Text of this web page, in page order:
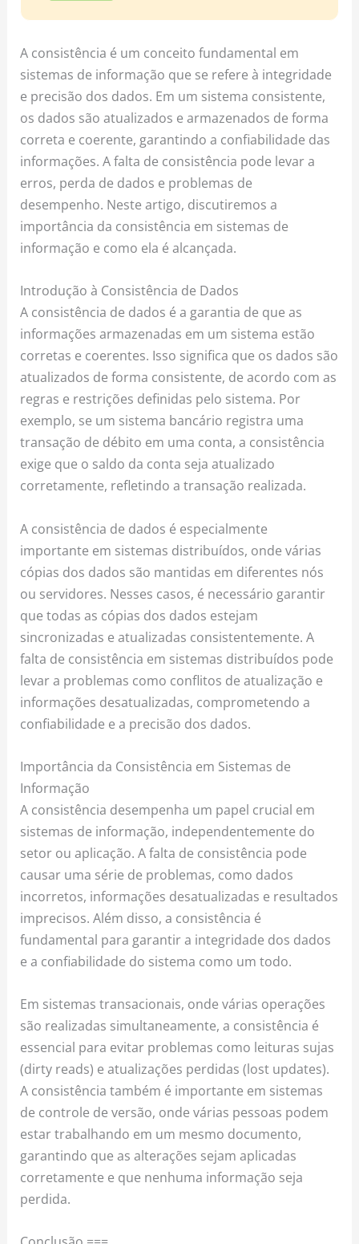
A consistência é um conceito fundamental em
sistemas de informação que se refere à integridade
e precisão dos dados. Em um sistema consistente,
os dados são atualizados e armazenados de forma
correta e coerente, garantindo a confiabilidade das
informações. A falta de consistência pode levar a
erros, perda de dados e problemas de
desempenho. Neste artigo, discutiremos a
importância da consistência em sistemas de
informação e como ela é alcançada.
Introdução à Consistência de Dados
A consistência de dados é a garantia de que as
informações armazenadas em um sistema estão
corretas e coerentes. Isso significa que os dados são
atualizados de forma consistente, de acordo com as
regras e restrições definidas pelo sistema. Por
exemplo, se um sistema bancário registra uma
transação de débito em uma conta, a consistência
exige que o saldo da conta seja atualizado
corretamente, refletindo a transação realizada.
A consistência de dados é especialmente
importante em sistemas distribuídos, onde várias
cópias dos dados são mantidas em diferentes nós
ou servidores. Nesses casos, é necessário garantir
que todas as cópias dos dados estejam
sincronizadas e atualizadas consistentemente. A
falta de consistência em sistemas distribuídos pode
levar a problemas como conflitos de atualização e
informações desatualizadas, comprometendo a
confiabilidade e a precisão dos dados.
Importância da Consistência em Sistemas de
Informação
A consistência desempenha um papel crucial em
sistemas de informação, independentemente do
setor ou aplicação. A falta de consistência pode
causar uma série de problemas, como dados
incorretos, informações desatualizadas e resultados
imprecisos. Além disso, a consistência é
fundamental para garantir a integridade dos dados
e a confiabilidade do sistema como um todo.
Em sistemas transacionais, onde várias operações
são realizadas simultaneamente, a consistência é
essencial para evitar problemas como leituras sujas
(dirty reads) e atualizações perdidas (lost updates).
A consistência também é importante em sistemas
de controle de versão, onde várias pessoas podem
estar trabalhando em um mesmo documento,
garantindo que as alterações sejam aplicadas
corretamente e que nenhuma informação seja
perdida.